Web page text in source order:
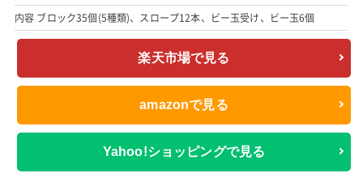
内容 ブロック35個(5種類)、スロープ12本、ビー玉受け、ビー玉6個
楽天市場で見る
amazonで見る
Yahoo!ショッピングで見る